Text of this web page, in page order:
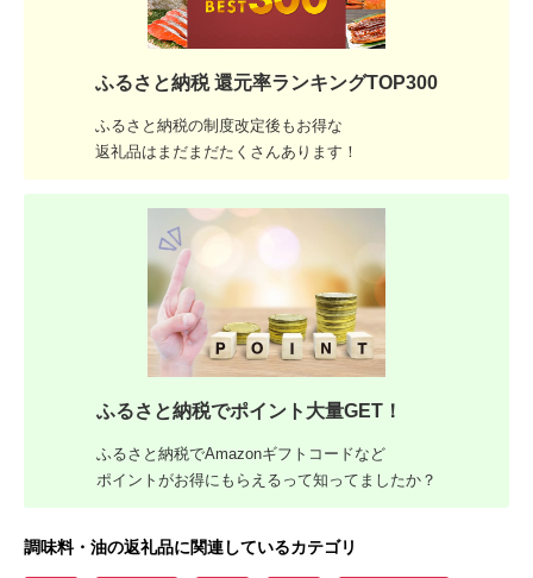
ふるさと納税 還元率ランキングTOP300
ふるさと納税の制度改定後もお得な
返礼品はまだまだたくさんあります！
ふるさと納税でポイント大量GET！
ふるさと納税でAmazonギフトコードなど
ポイントがお得にもらえるって知ってましたか？
調味料・油の返礼品に関連しているカテゴリ